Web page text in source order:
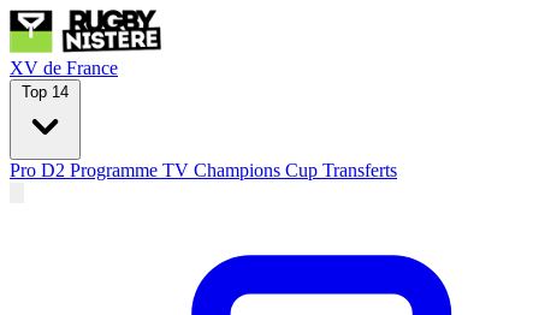
XV de France
Top 14
Pro D2 Programme TV Champions Cup Transferts